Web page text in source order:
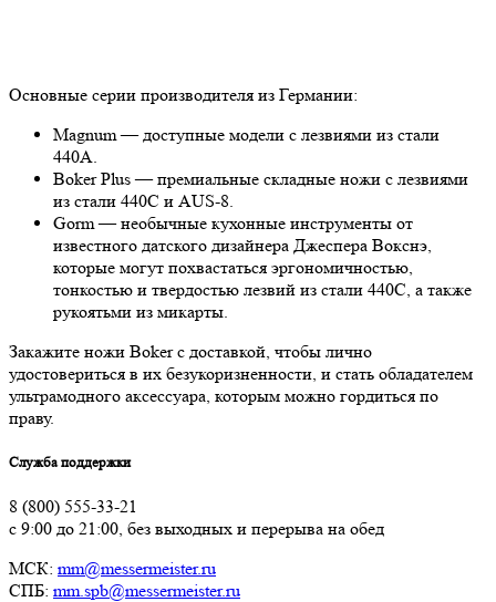
Основные серии производителя из Германии:
Magnum — доступные модели с лезвиями из стали
440А.
Boker Plus — премиальные складные ножи с лезвиями
из стали 440С и AUS-8.
Gorm — необычные кухонные инструменты от
известного датского дизайнера Джеспера Вокснэ,
которые могут похвастаться эргономичностью,
тонкостью и твердостью лезвий из стали 440С, а также
рукоятьми из микарты.
Закажите ножи Boker с доставкой, чтобы лично
удостовериться в их безукоризненности, и стать обладателем
ультрамодного аксессуара, которым можно гордиться по
праву.
Служба поддержки
8 (800) 555-33-21
с 9:00 до 21:00, без выходных и перерыва на обед
МСК: mm@messermeister.ru
СПБ: mm.spb@messermeister.ru